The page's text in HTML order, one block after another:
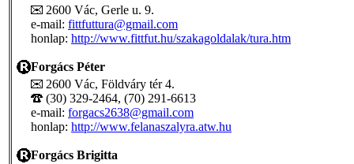
2600 Vác, Gerle u. 9.
e-mail: fittfuttura@gmail.com
honlap: http://www.fittfut.hu/szakagoldalak/tura.htm
Forgács Péter
2600 Vác, Földváry tér 4.
(30) 329-2464, (70) 291-6613
e-mail: forgacs2638@gmail.com
honlap: http://www.felanaszalyra.atw.hu
Forgács Brigitta